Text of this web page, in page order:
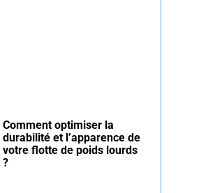
Comment optimiser la
durabilité et l’apparence de
votre flotte de poids lourds
?